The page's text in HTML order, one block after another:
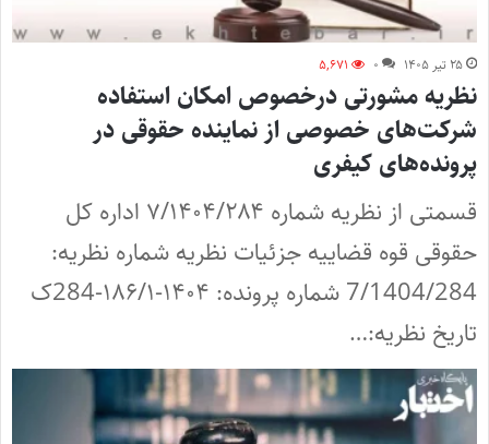
۲۵ تیر ۱۴۰۵ ۰ ۵,۶۷۱
نظریه مشورتی درخصوص امکان استفاده
شرکت‌های خصوصی از نماینده حقوقی در
پرونده‌های کیفری
قسمتی از نظریه شماره ۷/۱۴۰۴/۲۸۴ اداره کل
حقوقی قوه قضاییه جزئیات نظریه شماره نظریه:
7/1404/284 شماره پرونده: ۱۴۰۴-۱۸۶/۱-284ک
تاریخ نظریه:…